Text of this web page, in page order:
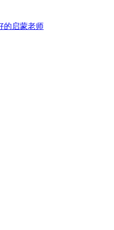
的启蒙老师